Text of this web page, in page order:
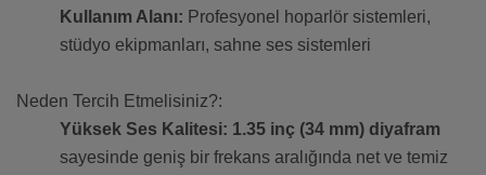
Kullanım Alanı: Profesyonel hoparlör sistemleri,
stüdyo ekipmanları, sahne ses sistemleri
Neden Tercih Etmelisiniz?:
Yüksek Ses Kalitesi: 1.35 inç (34 mm) diyafram
sayesinde geniş bir frekans aralığında net ve temiz